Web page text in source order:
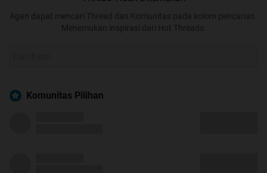
Agan dapat mencari Thread dan Komunitas pada kolom pencarian.
Menemukan inspirasi dari Hot Threads.
Komunitas Pilihan